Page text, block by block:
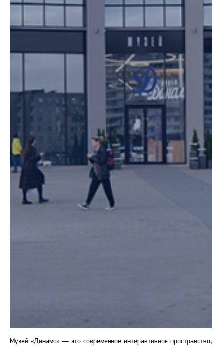
Музей «Динамо» — это современное интерактивное пространство,